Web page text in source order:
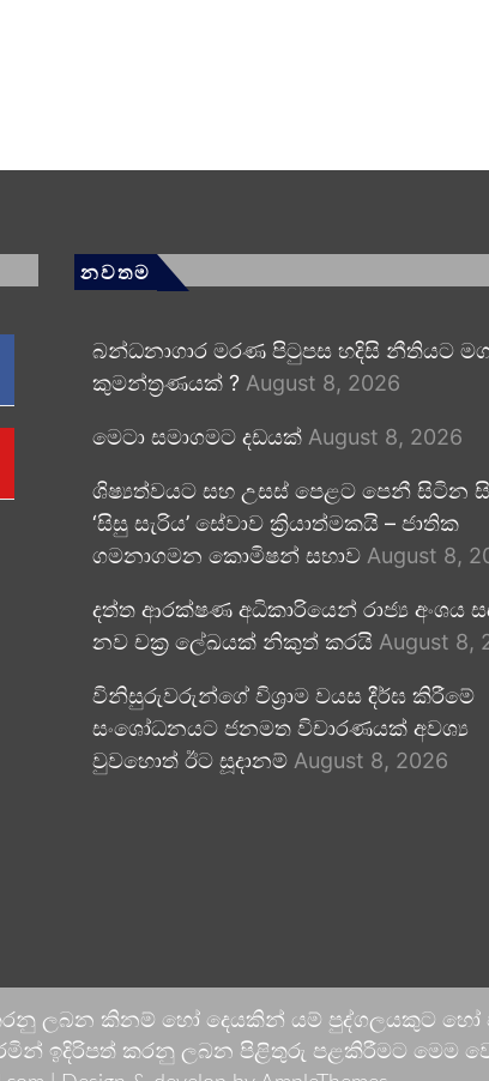
නවතම
බන්ධනාගාර මරණ පිටුපස හදිසි නීතියට මග
කුමන්ත්‍රණයක් ? August 8, 2026
මෙටා සමාගමට දඩයක් August 8, 2026
ශිෂ්‍යත්වයට සහ උසස් පෙළට පෙනී සිටින
‘සිසු සැරිය’ සේවාව ක්‍රියාත්මකයි – ජාතික
ගමනාගමන කොමිෂන් සභාව August 8,
දත්ත ආරක්ෂණ අධිකාරියෙන් රාජ්‍ය අංශය
නව චක්‍ර ලේඛයක් නිකුත් කරයි August 8,
විනිසුරුවරුන්ගේ විශ්‍රාම වයස දීර්ඝ කිරීමේ
සංශෝධනයට ජනමත විචාරණයක් අවශ්‍ය
වුවහොත් ඊට සූදානම් August 8, 2026
ලබන කිනම් හෝ දෙයකින් යම් පුද්ගලයකුට
ඉදිරිපත් කරනු ලබන පිළිතුරු පළකිරීමට මෙම වෙබ්